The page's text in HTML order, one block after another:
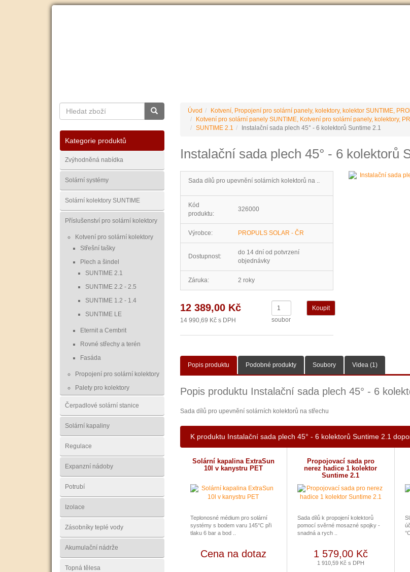
Kategorie produktů
Zvýhodněná nabídka
Solární systémy
Solární kolektory SUNTIME
Příslušenství pro solární kolektory
Kotvení pro solární kolektory
Střešní tašky
Plech a šindel
SUNTIME 2.1
SUNTIME 2.2 - 2.5
SUNTIME 1.2 - 1.4
SUNTIME LE
Eternit a Cembrit
Rovné střechy a terén
Fasáda
Propojení pro solární kolektory
Palety pro kolektory
Čerpadlové solární stanice
Solární kapaliny
Regulace
Expanzní nádoby
Potrubí
Izolace
Zásobníky teplé vody
Akumulační nádrže
Topná tělesa
Úvod
Kotvení, Propojení pro solární panely, kolektory, kolektor SUNTIME,
Kotvení pro solární panely SUNTIME, Kotvení pro solární panely, kolektory,
SUNTIME 2.1
Instalační sada plech 45° - 6 kolektorů Suntime 2.1
Instalační sada plech 45° - 6 kolektorů
Sada dílů pro upevnění solárních kolektorů na ..
Kód
produktu:
326000
Výrobce: PROPULS SOLAR - ČR
Dostupnost:
do 14 dní od potvrzení
objednávky
Záruka: 2 roky
12 389,00 Kč
14 990,69 Kč s DPH soubor
Popis produktu Podobné produkty Soubory Videa (1)
Popis produktu Instalační sada plech 45° - 6
Sada dílů pro upevnění solárních kolektorů na střechu
K produktu Instalační sada plech 45° - 6 kolektorů Suntime 2.1
Solární kapalina ExtraSun
10l v kanystru PET
Teplonosné médium pro solární
systémy s bodem varu 145°C při
tlaku 6 bar a bod ..
Cena na dotaz
Propojovací sada pro
nerez hadice 1 kolektor
Suntime 2.1
Sada dílů k propojení kolektorů
pomocí svěrné mosazné spojky -
snadná a rych ..
1 579,00 Kč
1 910,59 Kč s DPH